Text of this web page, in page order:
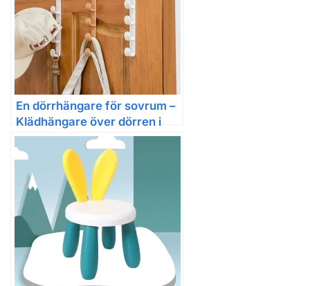
En dörrhängare för sovrum –
Klädhängare över dörren i
plast för hemmalagring